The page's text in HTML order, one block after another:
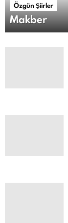
Özgün Şiirler
Makber